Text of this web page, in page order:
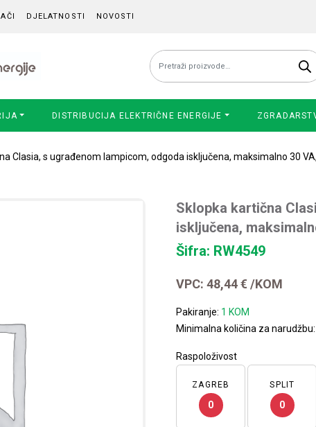
DJELATNOSTI NOVOSTI
Pretraži:
DISTRIBUCIJA ELEKTRIČNE ENERGIJE
Clasia, s ugrađenom lampicom, odgoda isključena, maksimalno 30
Sklopka kartična
isključena,
Šifra: RW4549
VPC:48,44€ /KOM
Pakiranje: 1 KOM
Minimalna količina za narudžbu:
Raspoloživost
ZAGREB
0
SPLIT
0